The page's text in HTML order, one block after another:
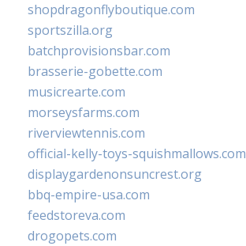
shopdragonflyboutique.com
sportszilla.org
batchprovisionsbar.com
brasserie-gobette.com
musicrearte.com
morseysfarms.com
riverviewtennis.com
official-kelly-toys-squishmallows.com
displaygardenonsuncrest.org
bbq-empire-usa.com
feedstoreva.com
drogopets.com